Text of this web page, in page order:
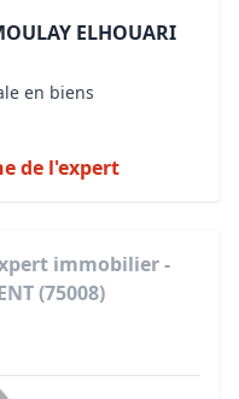
ELHOUARI
en biens
de l'expert
immobilier -
(75008)